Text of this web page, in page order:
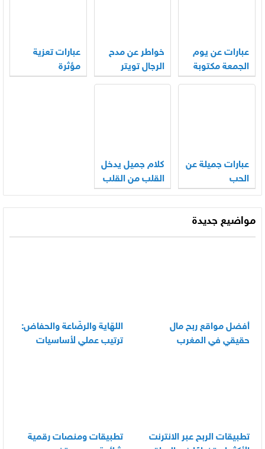
عبارات عن يوم
الجمعة مكتوبة
خواطر عن مدح
الرجال تويتر
عبارات تعزية
مؤثرة
عبارات جميلة عن
الحب
كلام جميل يدخل
القلب من القلب
مواضيع جديدة
أفضل مواقع ربح مال
حقيقي في المغرب
اللهّاية والرضّاعة والحفاض:
ترتيب عملي لأساسيات
تطبيقات الربح عبر الانترنت
تطبيقات ومنصات رقمية